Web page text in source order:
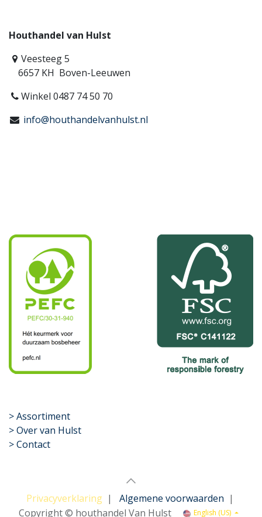
Houthandel van Hulst
Veesteeg 5
6657 KH Boven-Leeuwen
Winkel 0487 74 50 70
info@houthandelvanhulst.nl
​>Assortiment
> Over van Hulst
> Contact
Privacyverklaring| Algemene voorwaarden |
Copyright © houthandel Van Hulst
English (US)